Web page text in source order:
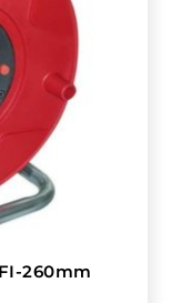
260mm